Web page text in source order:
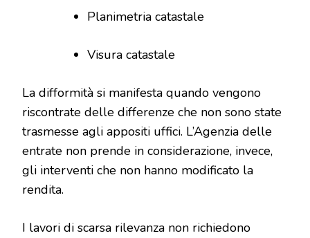
Planimetria catastale
Visura catastale
La difformità si manifesta quando vengono
riscontrate delle differenze che non sono state
trasmesse agli appositi uffici. L’Agenzia delle
entrate non prende in considerazione, invece,
gli interventi che non hanno modificato la
rendita.
I lavori di scarsa rilevanza non richiedono